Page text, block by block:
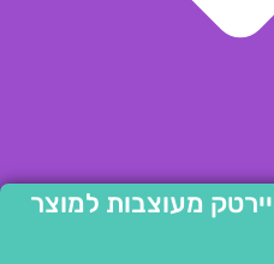
מעוצבות למוצר